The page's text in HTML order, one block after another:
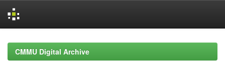
navigationCMMU Digital Archive